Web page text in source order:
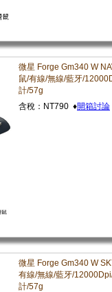
微星 Forge Gm340 W
鼠/有線/無線/藍牙/
計/57g
含稅：NT790 ♦開箱討論
微星 Forge Gm340 W
有線/無線/藍牙/
計/57g